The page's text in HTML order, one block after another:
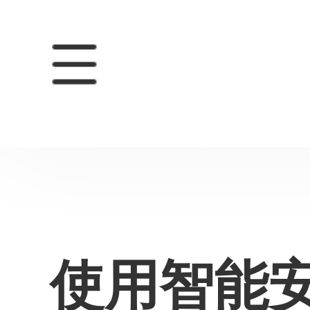
使用智能